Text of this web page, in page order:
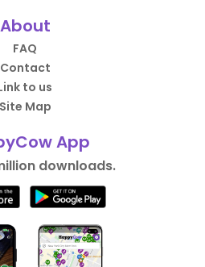
About
FAQ
Contact
to us
Site Map
App
downloads.